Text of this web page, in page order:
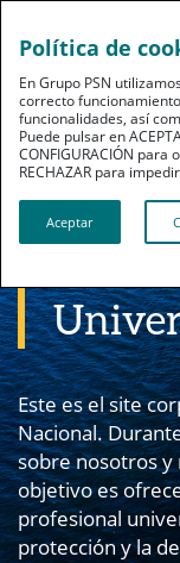
La
Este es el site
Nacional.
sobre nosotros y
objetivo es
profesional
protección y la
Política de
En Grupo PSN
correcto
funcionalidades, así
Puede pulsar en
CONFIGURACIÓN
RECHAZAR para
Aceptar